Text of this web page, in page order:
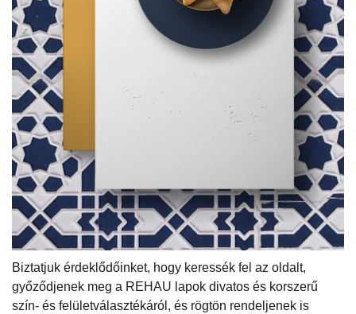
Biztatjuk érdeklődőinket, hogy keressék fel az oldalt,
győződjenek meg a REHAU lapok divatos és korszerű
szín- és felületválasztékáról, és rögtön rendeljenek is